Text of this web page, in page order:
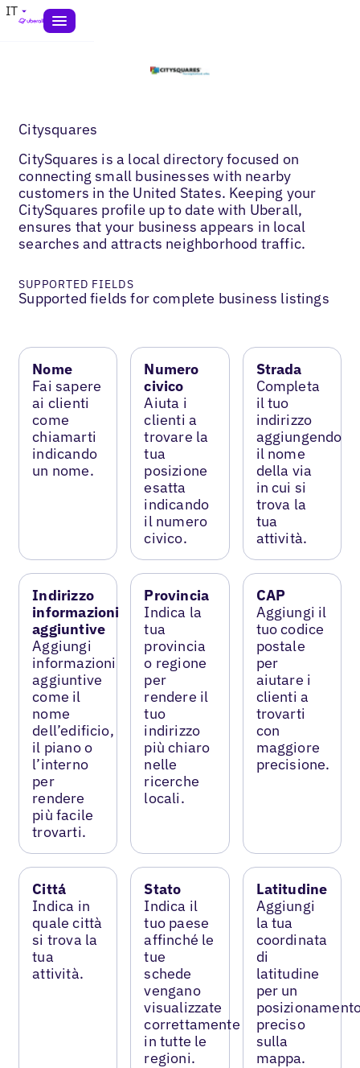
IT
Citysquares
CitySquares is a local directory focused on
connecting small businesses with nearby
customers in the United States. Keeping your
CitySquares profile up to date with Uberall,
ensures that your business appears in local
searches and attracts neighborhood traffic.
SUPPORTED FIELDS
Supported fields for complete business listings
Nome
Fai sapere
ai clienti
come
chiamarti
indicando
un nome.
Numero
civico
Aiuta i
clienti a
trovare la
tua
posizione
esatta
indicando
il numero
civico.
Strada
Completa
il tuo
indirizzo
aggiungendo
il nome
della via
in cui si
trova la
tua
attività.
Indirizzo
informazioni
aggiuntive
Aggiungi
informazioni
aggiuntive
come il
nome
dell’edificio,
il piano o
l’interno
per
rendere
più facile
trovarti.
Provincia
Indica la
tua
provincia
o regione
per
rendere il
tuo
indirizzo
più chiaro
nelle
ricerche
locali.
CAP
Aggiungi il
tuo codice
postale
per
aiutare i
clienti a
trovarti
con
maggiore
precisione.
Cittá
Indica in
quale città
si trova la
tua
attività.
Stato
Indica il
tuo paese
affinché le
tue
schede
vengano
visualizzate
correttamente
in tutte le
regioni.
Latitudine
Aggiungi
la tua
coordinata
di
latitudine
per un
preciso
sulla
mappa.